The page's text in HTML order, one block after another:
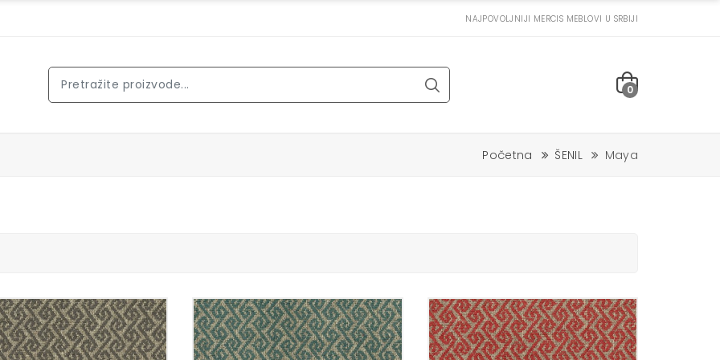
NAJPOVOLJNIJI MERCIS MEBLOVI U SRBIJI
0
Početna ŠENIL Maya